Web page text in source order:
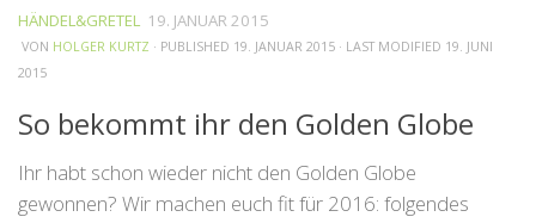
HÄNDEL&GRETEL 19. JANUAR 2015
VON HOLGER KURTZ · PUBLISHED 19. JANUAR 2015 · LAST MODIFIED 19. JUNI
2015
So bekommt ihr den Golden Globe
Ihr habt schon wieder nicht den Golden Globe
gewonnen? Wir machen euch fit für 2016: folgendes